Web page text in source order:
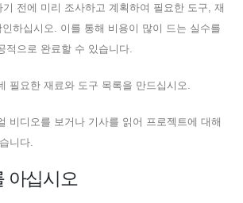
전에 미리 조사하고 계획하여 필요한 도구, 재
하십시오. 이를 통해 비용이 많이 드는 실수를
적으로 완료할 수 있습니다.
필요한 재료와 도구 목록을 만드십시오.
비디오를 보거나 기사를 읽어 프로젝트에 대해
니다.
아십시오